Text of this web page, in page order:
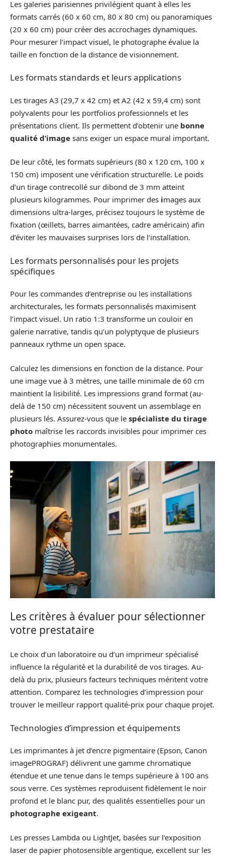
Les galeries parisiennes privilégient quant à elles les
formats carrés (60 x 60 cm, 80 x 80 cm) ou panoramiques
(20 x 60 cm) pour créer des accrochages dynamiques.
Pour mesurer l’impact visuel, le photographe évalue la
taille en fonction de la distance de visionnement.
Les formats standards et leurs applications
Les tirages A3 (29,7 x 42 cm) et A2 (42 x 59,4 cm) sont
polyvalents pour les portfolios professionnels et les
présentations client. Ils permettent d’obtenir une bonne
qualité d’image sans exiger un espace mural important.
De leur côté, les formats supérieurs (80 x 120 cm, 100 x
150 cm) imposent une vérification structurelle. Le poids
d’un tirage contrecollé sur dibond de 3 mm atteint
plusieurs kilogrammes. Pour imprimer des images aux
dimensions ultra-larges, précisez toujours le système de
fixation (œillets, barres aimantées, cadre américain) afin
d’éviter les mauvaises surprises lors de l’installation.
Les formats personnalisés pour les projets
spécifiques
Pour les commandes d’entreprise ou les installations
architecturales, les formats personnalisés maximisent
l’impact visuel. Un ratio 1:3 transforme un couloir en
galerie narrative, tandis qu’un polyptyque de plusieurs
panneaux rythme un open space.
Calculez les dimensions en fonction de la distance. Pour
une image vue à 3 mètres, une taille minimale de 60 cm
maintient la lisibilité. Les impressions grand format (au-
delà de 150 cm) nécessitent souvent un assemblage en
plusieurs lés. Assurez-vous que le spécialiste du tirage
photo maîtrise les raccords invisibles pour imprimer ces
photographies monumentales.
Les critères à évaluer pour sélectionner
votre prestataire
Le choix d’un laboratoire ou d’un imprimeur spécialisé
influence la régularité et la durabilité de vos tirages. Au-
delà du prix, plusieurs facteurs techniques méritent votre
attention. Comparez les technologies d’impression pour
trouver le meilleur rapport qualité-prix pour chaque projet.
Technologies d’impression et équipements
Les imprimantes à jet d’encre pigmentaire (Epson, Canon
imagePROGRAF) délivrent une gamme chromatique
étendue et une tenue dans le temps supérieure à 100 ans
sous verre. Ces systèmes reproduisent fidèlement le noir
profond et le blanc pur, des qualités essentielles pour un
photographe exigeant.
Les presses Lambda ou LightJet, basées sur l’exposition
laser de papier photosensible argentique, excellent sur les